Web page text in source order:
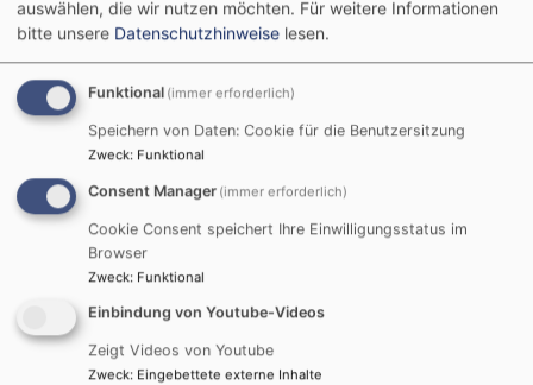
So, 9.8. 19-21 Uhr
Fürberger Movie-Night
auswählen, die wir nutzen möchten. Für weitere Informationen
bitte unsere Datenschutzhinweise lesen.
Funktional (immer erforderlich)
Speichern von Daten: Cookie für die Benutzersitzung
Zweck: Funktional
Consent Manager (immer erforderlich)
Cookie Consent speichert Ihre Einwilligungsstatus im
Browser
Zweck: Funktional
Einbindung von Youtube-Videos
Zeigt Videos von Youtube
Zweck: Eingebettete externe Inhalte